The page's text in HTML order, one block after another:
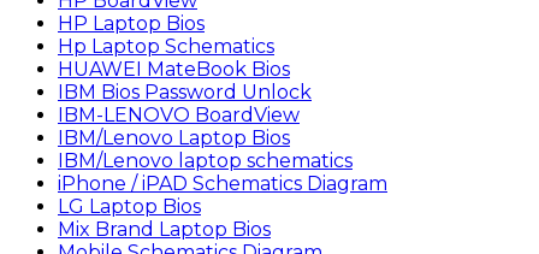
HP Laptop Bios
Hp Laptop Schematics
HUAWEI MateBook Bios
IBM Bios Password Unlock
IBM-LENOVO BoardView
IBM/Lenovo Laptop Bios
IBM/Lenovo laptop schematics
iPhone / iPAD Schematics Diagram
LG Laptop Bios
Mix Brand Laptop Bios